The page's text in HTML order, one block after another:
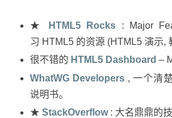
★ HTML5 Rocks : Major
习 HTML5 的资源 (HTML5 演示,
很不错的 HTML5 Dashboard –
WhatWG Developers , 一个清
说明书。
★ StackOverflow : 大名鼎鼎的